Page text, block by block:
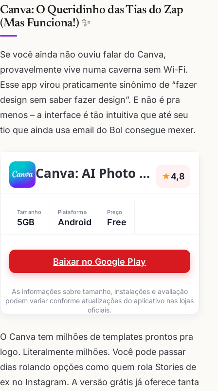
Canva: O Queridinho das Tias do Zap
(Mas Funciona!) ✨
Se você ainda não ouviu falar do Canva,
provavelmente vive numa caverna sem Wi-Fi.
Esse app virou praticamente sinônimo de “fazer
design sem saber fazer design”. E não é pra
menos – a interface é tão intuitiva que até seu
tio que ainda usa email do Bol consegue mexer.
Canva: AI Photo & Video Editor ★4,8
Tamanho
5GB
Plataforma
Android
Preço
Free
Baixar no Google Play
As informações sobre tamanho, instalações e avaliação
podem variar conforme atualizações do aplicativo nas lojas
oficiais.
O Canva tem milhões de templates prontos pra
logo. Literalmente milhões. Você pode passar
dias rolando opções como quem rola Stories de
ex no Instagram. A versão grátis já oferece tanta